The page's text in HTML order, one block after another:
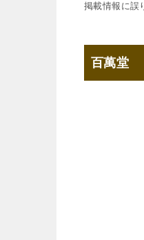
掲載情報に誤
百萬堂